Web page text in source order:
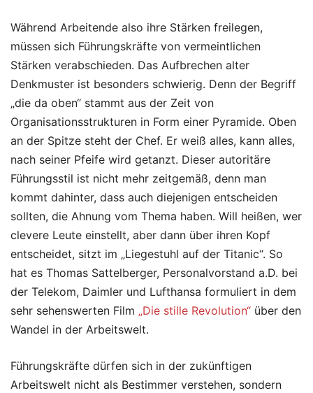
Während Arbeitende also ihre Stärken freilegen,
müssen sich Führungskräfte von vermeintlichen
Stärken verabschieden. Das Aufbrechen alter
Denkmuster ist besonders schwierig. Denn der Begriff
„die da oben“ stammt aus der Zeit von
Organisationsstrukturen in Form einer Pyramide. Oben
an der Spitze steht der Chef. Er weiß alles, kann alles,
nach seiner Pfeife wird getanzt. Dieser autoritäre
Führungsstil ist nicht mehr zeitgemäß, denn man
kommt dahinter, dass auch diejenigen entscheiden
sollten, die Ahnung vom Thema haben. Will heißen, wer
clevere Leute einstellt, aber dann über ihren Kopf
entscheidet, sitzt im „Liegestuhl auf der Titanic“. So
hat es Thomas Sattelberger, Personalvorstand a.D. bei
der Telekom, Daimler und Lufthansa formuliert in dem
sehr sehenswerten Film „Die stille Revolution“ über den
Wandel in der Arbeitswelt.
Führungskräfte dürfen sich in der zukünftigen
Arbeitswelt nicht als Bestimmer verstehen, sondern